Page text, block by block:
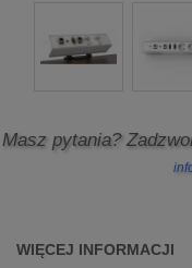
Masz pytania?
WIĘCEJ INFORMACJI